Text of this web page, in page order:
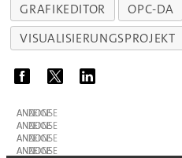
GRAFIKEDITOR
OPC-DA
VISUALISIERUNGSPROJEKT
ANZEIGE
ANZEIGE
ANZEIGE
ANZEIGE